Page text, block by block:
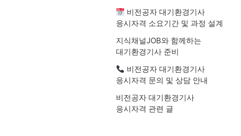
비전공자 대기환경기사
응시자격 소요기간 및 과정 설계
지식채널JOB와 함께하는
대기환경기사 준비
비전공자 대기환경기사
응시자격 문의 및 상담 안내
비전공자 대기환경기사
응시자격 관련 글